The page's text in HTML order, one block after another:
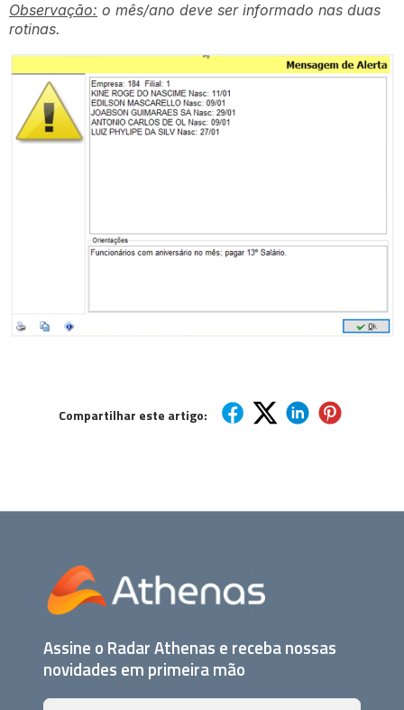
Observação: o mês/ano deve ser informado nas duas
rotinas.
Compartilhar este artigo:
Assine o Radar Athenas e receba nossas
novidades em primeira mão